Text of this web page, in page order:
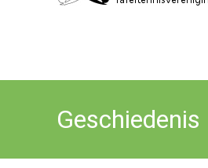
Geschiedenis